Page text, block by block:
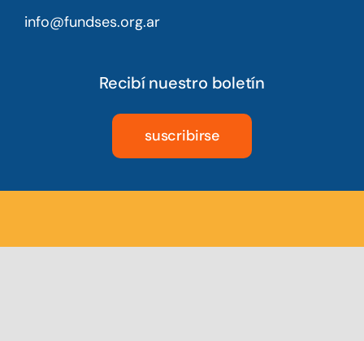
info@fundses.org.ar
Recibí nuestro boletín
suscribirse